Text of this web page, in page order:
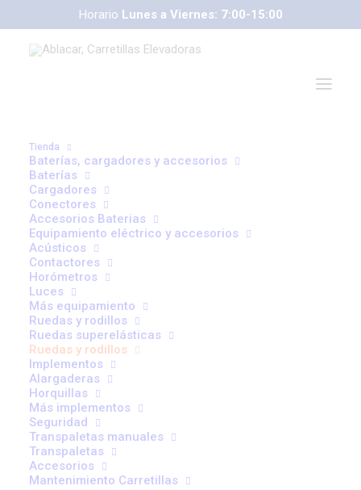
Horario Lunes a Viernes: 7:00-15:00
Tienda
Baterías, cargadores y accesorios
Baterías
Cargadores
Conectores
Accesorios Baterias
Equipamiento eléctrico y accesorios
Acústicos
Contactores
Horómetros
Luces
Más equipamiento
Ruedas y rodillos
Ruedas superelásticas
Ruedas y rodillos
Implementos
Alargaderas
Horquillas
Más implementos
Seguridad
Transpaletas manuales
Transpaletas
Accesorios
Mantenimiento Carretillas
RODILLO SIMPLE 85X95
Rodillo de Poliuretano
Diámetro del orificio: 25 mm
Monta en eje simple
RODILLO